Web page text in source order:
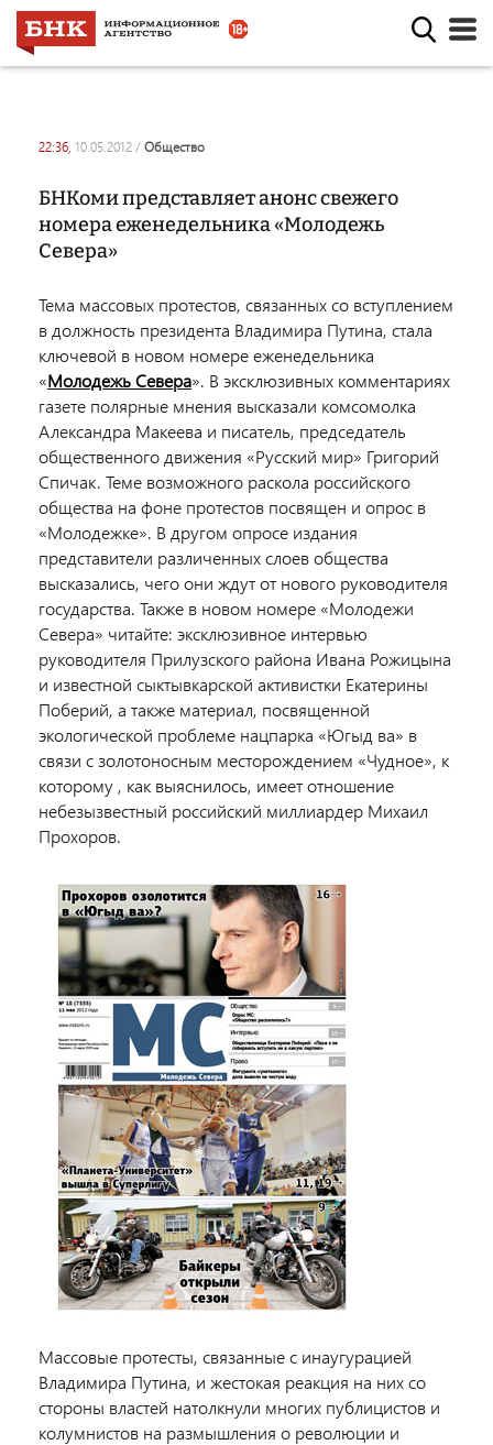
22:36, 10.05.2012 / общество
БНКоми представляет анонс свежего
номера еженедельника «Молодежь
Севера»
Тема массовых протестов, связанных со вступлением
в должность президента Владимира Путина, стала
ключевой в новом номере еженедельника
«Молодежь Севера». В эксклюзивных комментариях
газете полярные мнения высказали комсомолка
Александра Макеева и писатель, председатель
общественного движения «Русский мир» Григорий
Спичак. Теме возможного раскола российского
общества на фоне протестов посвящен и опрос в
«Молодежке». В другом опросе издания
представители различенных слоев общества
высказались, чего они ждут от нового руководителя
государства. Также в новом номере «Молодежи
Севера» читайте: эксклюзивное интервью
руководителя Прилузского района Ивана Рожицына
и известной сыктывкарской активистки Екатерины
Поберий, а также материал, посвященной
экологической проблеме нацпарка «Югыд ва» в
связи с золотоносным месторождением «Чудное», к
которому , как выяснилось, имеет отношение
небезызвестный российский миллиардер Михаил
Прохоров.
Массовые протесты, связанные с инаугурацией
Владимира Путина, и жестокая реакция на них со
стороны властей натолкнули многих публицистов и
колумнистов на размышления о революции и